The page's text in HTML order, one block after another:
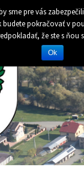
sme pre vás
budete pokračovať v
že ste s ňou
Ok